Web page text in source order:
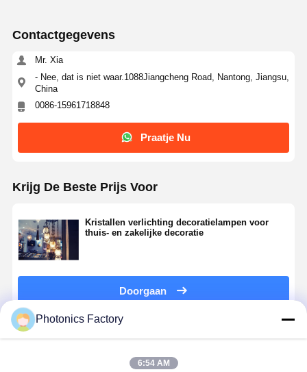
Contactgegevens
Mr. Xia
- Nee, dat is niet waar.1088Jiangcheng Road, Nantong, Jiangsu,
China
0086-15961718848
Praatje Nu
Krijg De Beste Prijs Voor
Kristallen verlichting decoratielampen voor
thuis- en zakelijke decoratie
Doorgaan
Geadviseerde Producten
Photonics Factory
6:54 AM